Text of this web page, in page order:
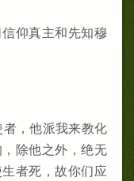
仰真主和先知穆
，他派我来教化
除他之外，绝无
者死，故你们应